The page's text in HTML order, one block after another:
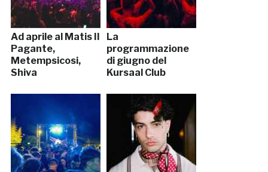
Ad aprile al Matis Il
Pagante,
Metempsicosi,
Shiva
La
programmazione
di giugno del
Kursaal Club